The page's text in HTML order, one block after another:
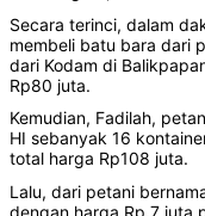
Secara terinci, dalam
membeli batu bara dari
dari Kodam di
Rp80 juta.
Kemudian, Fadilah,
HI sebanyak 16
total harga Rp108 juta.
Lalu, dari petani